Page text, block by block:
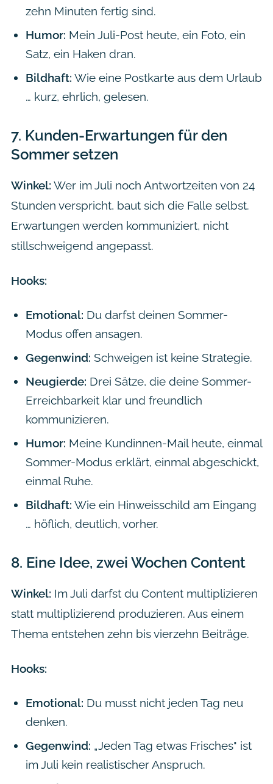
zehn Minuten fertig sind.
Humor: Mein Juli-Post heute, ein Foto, ein
Satz, ein Haken dran.
Bildhaft: Wie eine Postkarte aus dem Urlaub
… kurz, ehrlich, gelesen.
7. Kunden-Erwartungen für den
Sommer setzen
Winkel: Wer im Juli noch Antwortzeiten von 24
Stunden verspricht, baut sich die Falle selbst.
Erwartungen werden kommuniziert, nicht
stillschweigend angepasst.
Hooks:
Emotional: Du darfst deinen Sommer-
Modus offen ansagen.
Gegenwind: Schweigen ist keine Strategie.
Neugierde: Drei Sätze, die deine Sommer-
Erreichbarkeit klar und freundlich
kommunizieren.
Humor: Meine Kundinnen-Mail heute, einmal
Sommer-Modus erklärt, einmal abgeschickt,
einmal Ruhe.
Bildhaft: Wie ein Hinweisschild am Eingang
… höflich, deutlich, vorher.
8. Eine Idee, zwei Wochen Content
Winkel: Im Juli darfst du Content multiplizieren
statt multiplizierend produzieren. Aus einem
Thema entstehen zehn bis vierzehn Beiträge.
Hooks:
Emotional: Du musst nicht jeden Tag neu
denken.
Gegenwind: „Jeden Tag etwas Frisches" ist
im Juli kein realistischer Anspruch.